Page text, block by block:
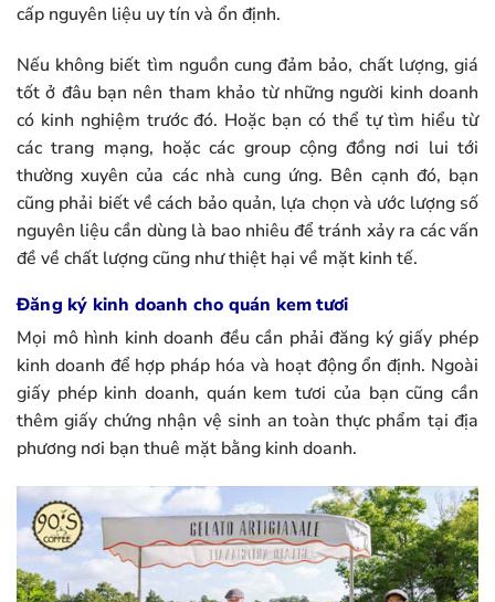
cấp nguyên liệu uy tín và ổn định.
Nếu không biết tìm nguồn cung đảm bảo, chất lượng, giá
tốt ở đâu bạn nên tham khảo từ những người kinh doanh
có kinh nghiệm trước đó. Hoặc bạn có thể tự tìm hiểu từ
các trang mạng, hoặc các group cộng đồng nơi lui tới
thường xuyên của các nhà cung ứng. Bên cạnh đó, bạn
cũng phải biết về cách bảo quản, lựa chọn và ước lượng số
nguyên liệu cần dùng là bao nhiêu để tránh xảy ra các vấn
đề về chất lượng cũng như thiệt hại về mặt kinh tế.
Đăng ký kinh doanh cho quán kem tươi
Mọi mô hình kinh doanh đều cần phải đăng ký giấy phép
kinh doanh để hợp pháp hóa và hoạt động ổn định. Ngoài
giấy phép kinh doanh, quán kem tươi của bạn cũng cần
thêm giấy chứng nhận vệ sinh an toàn thực phẩm tại địa
phương nơi bạn thuê mặt bằng kinh doanh.